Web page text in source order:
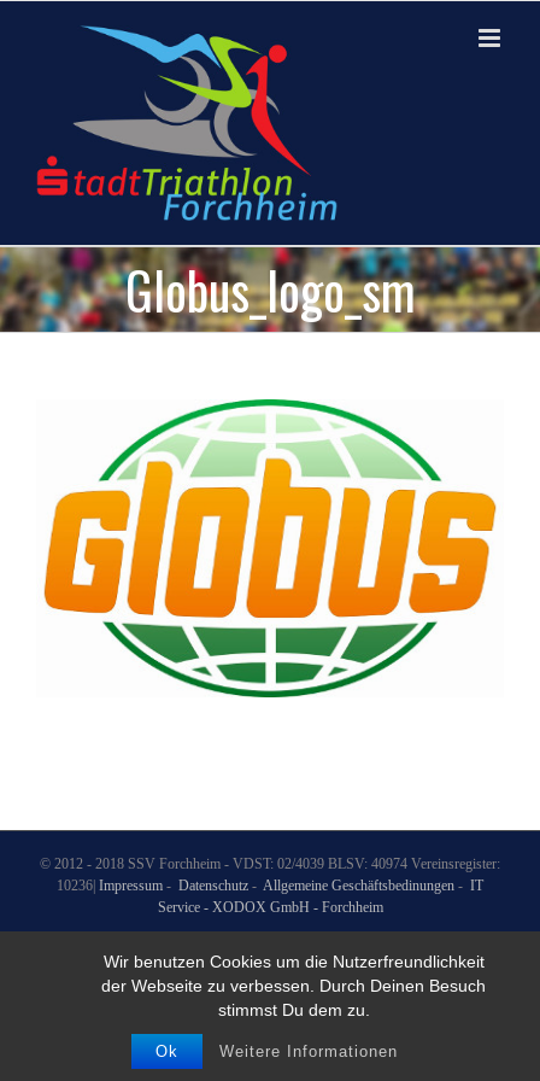
Wir benutzen Cookies um die Nutzerfreundlichkeit
der Webseite zu verbessen. Durch Deinen Besuch
stimmst Du dem zu.
Ok Weitere Informationen
Globus_logo_sm
© 2012 - 2018 SSV Forchheim - VDST: 02/4039 BLSV: 40974 Vereinsregister:
10236| Impressum - Datenschutz - Allgemeine Geschäftsbedinungen - IT
Service - XODOX GmbH - Forchheim